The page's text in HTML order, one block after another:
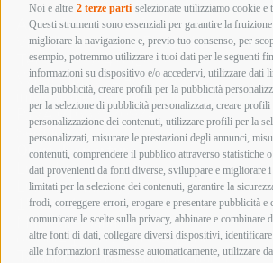
Noi e altre 2 terze parti selezionate utilizziamo cookie e
Questi strumenti sono essenziali per garantire la
migliorare la navigazione e, previo tuo consenso, per
esempio, potremmo utilizzare i tuoi dati per le seguenti
informazioni su dispositivo e/o accedervi, utilizzare dati
della pubblicità, creare profili per la pubblicità
per la selezione di pubblicità personalizzata, creare profili
personalizzazione dei contenuti, utilizzare profili per la
personalizzati, misurare le prestazioni degli annunci,
contenuti, comprendere il pubblico attraverso statistiche
dati provenienti da fonti diverse, sviluppare e migliorare
limitati per la selezione dei contenuti, garantire la
frodi, correggere errori, erogare e presentare pubblicità e
comunicare le scelte sulla privacy, abbinare e combinare
altre fonti di dati, collegare diversi dispositivi,
alle informazioni trasmesse automaticamente, utilizzare
Armeria innocenti
Via Labriola, 219 – 59013
Tel. +39 0574 652057
Whatsapp 392 4800893
info@armeriainnocenti.it
P.IVA 01652270974
Seguici su:
Orari di apertura
Lunedì mattina Chiuso
Lunedì pomeriggio
15:00 – 19:00
Martedì – Sabato
09:00 – 12:30 / 15:00 – 19:00
Termini e Condizioni di Vendita